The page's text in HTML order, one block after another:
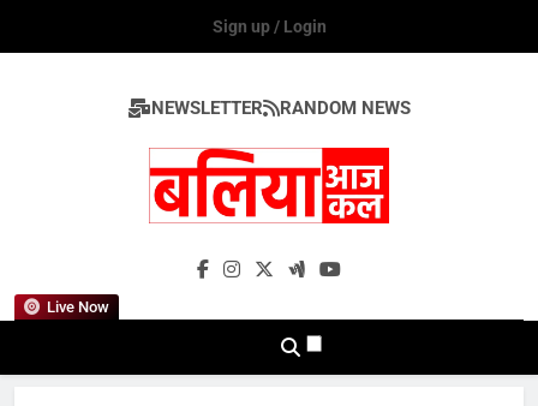
Sign up / Login
NEWSLETTER RANDOM NEWS
Live Now
Ballia Aaj Kal